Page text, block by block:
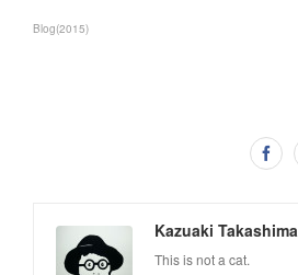
Blog(2015)
Kazuaki Takashima
This is not a cat.